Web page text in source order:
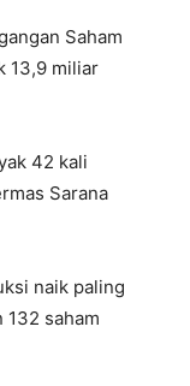
Saham
13,9 miliar
42 kali
Sarana
naik paling
132 saham